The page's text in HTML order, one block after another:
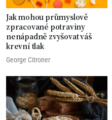
Jak mohou průmyslově
zpracované potraviny
nenápadně zvyšovat váš
krevní tlak
George Citroner